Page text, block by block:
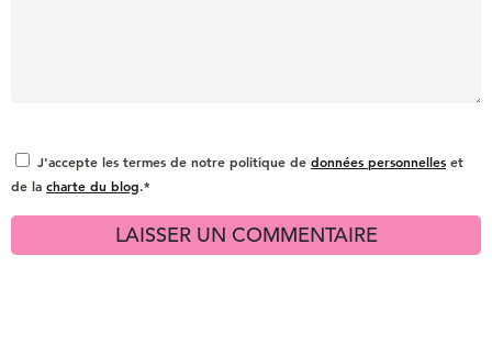
J'accepte les termes de notre politique de données personnelles et
de la charte du blog.*